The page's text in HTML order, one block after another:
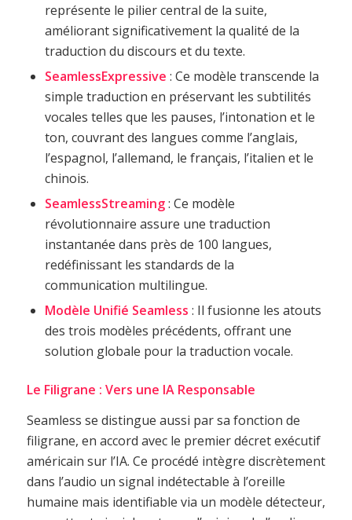
représente le pilier central de la suite,
améliorant significativement la qualité de la
traduction du discours et du texte.
SeamlessExpressive : Ce modèle transcende la
simple traduction en préservant les subtilités
vocales telles que les pauses, l’intonation et le
ton, couvrant des langues comme l’anglais,
l’espagnol, l’allemand, le français, l’italien et le
chinois.
SeamlessStreaming: Ce modèle
révolutionnaire assure une traduction
instantanée dans près de 100 langues,
redéfinissant les standards de la
communication multilingue.
Modèle Unifié Seamless : Il fusionne les atouts
des trois modèles précédents, offrant une
solution globale pour la traduction vocale.
Le Filigrane : Vers une IA Responsable
Seamless se distingue aussi par sa fonction de
filigrane, en accord avec le premier décret exécutif
américain sur l’IA. Ce procédé intègre discrètement
dans l’audio un signal indétectable à l’oreille
humaine mais identifiable via un modèle détecteur,